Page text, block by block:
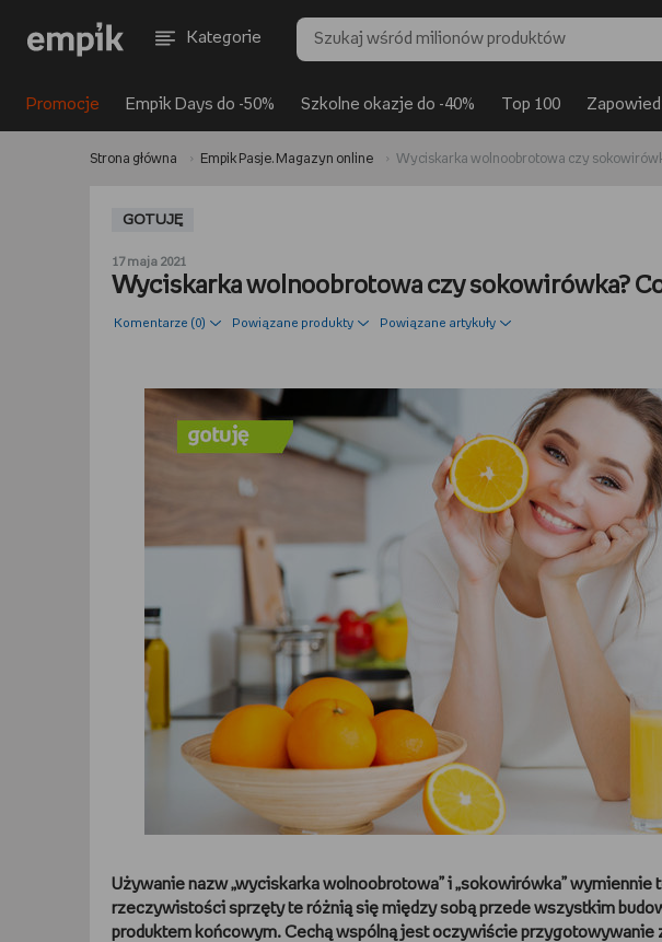
Kategorie
Promocje Empik Days do -50% Szkolne okazje do -40% Top 100
Strona główna Empik Pasje. Magazyn online Wyciskarka wolnoobrotowa czy
GOTUJĘ
17 maja 2021
Wyciskarka wolnoobrotowa czy sokowirówka?
Komentarze (0) Powiązane produkty Powiązane artykuły
Używanie nazw „wyciskarka wolnoobrotowa” i „sokowirówka”
rzeczywistości sprzęty te różnią się między sobą przede wszystkim
produktem końcowym. Cechą wspólną jest oczywiście